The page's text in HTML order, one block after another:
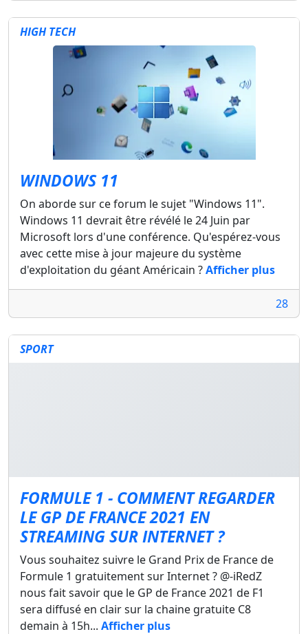
HIGH TECH
WINDOWS 11
On aborde sur ce forum le sujet "Windows 11".
Windows 11 devrait être révélé le 24 Juin par
Microsoft lors d'une conférence. Qu'espérez-vous
avec cette mise à jour majeure du système
d'exploitation du géant Américain ?Afficher plus
28
SPORT
FORMULE 1 - COMMENT REGARDER
LE GP DE FRANCE 2021 EN
STREAMING SUR INTERNET ?
Vous souhaitez suivre le Grand Prix de France de
Formule 1 gratuitement sur Internet ? @-iRedZ
nous fait savoir que le GP de France 2021 de F1
sera diffusé en clair sur la chaine gratuite C8
demain à 15h... Afficher plus